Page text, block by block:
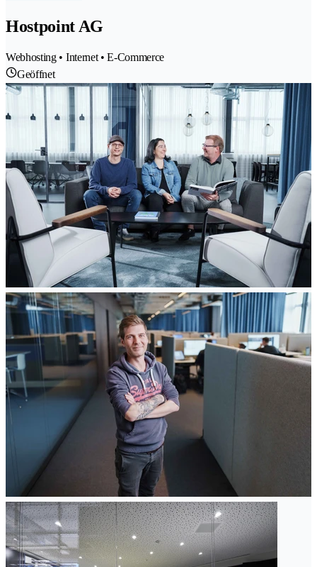
Hostpoint AG
Webhosting • Internet • E-Commerce
Geöffnet